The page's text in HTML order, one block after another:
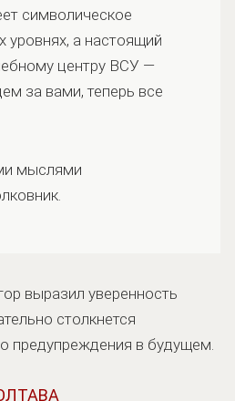
символическое
уровнях, а настоящий
центру ВСУ —
за вами, теперь все
мыслями
выразил уверенность
столкнется
предупреждения в будущем.